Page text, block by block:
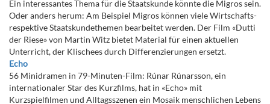
Ein interessantes Thema für die Staatskunde könnte die Migros sein.
Oder anders herum: Am Beispiel Migros können viele Wirtschafts-
respektive Staatskundethemen bearbeitet werden. Der Film «Dutti
der Riese» von Martin Witz bietet Material für einen aktuellen
Unterricht, der Klischees durch Differenzierungen ersetzt.
Echo
56 Minidramen in 79-Minuten-Film: Rúnar Rúnarsson, ein
internationaler Star des Kurzfilms, hat in «Echo» mit
Kurzspielfilmen und Alltagsszenen ein Mosaik menschlichen Lebens